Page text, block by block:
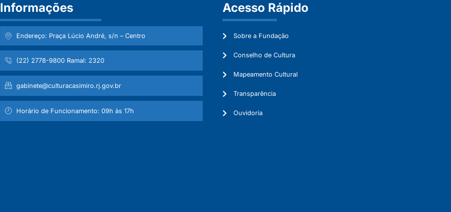
Informações
Endereço: Praça Lúcio André, s/n – Centro
(22) 2778-9800 Ramal: 2320
gabinete@culturacasimiro.rj.gov.br
Horário de Funcionamento: 09h às 17h
Acesso Rápido
Sobre a Fundação
Conselho de Cultura
Mapeamento Cultural
Transparência
Ouvidoria